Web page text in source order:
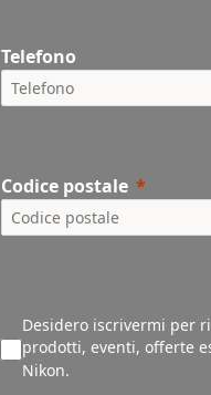
Telefono
Codice postale
Desidero iscrivermi per
prodotti, eventi, offerte
Nikon.